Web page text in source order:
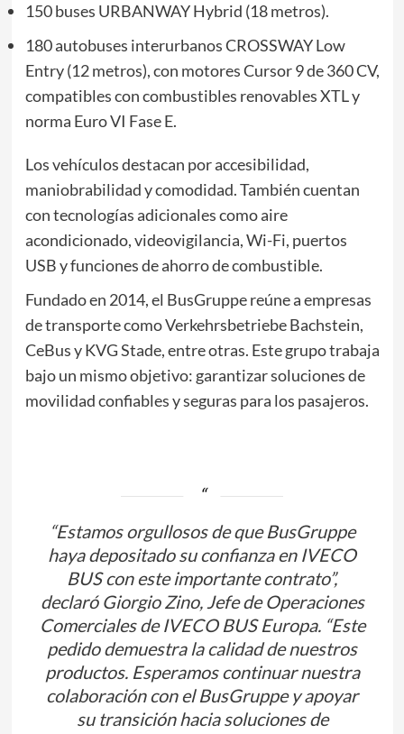
150 buses URBANWAY Hybrid (18 metros).
180 autobuses interurbanos CROSSWAY Low
Entry (12 metros), con motores Cursor 9 de 360 CV,
compatibles con combustibles renovables XTL y
norma Euro VI Fase E.
Los vehículos destacan por accesibilidad,
maniobrabilidad y comodidad. También cuentan
con tecnologías adicionales como aire
acondicionado, videovigilancia, Wi-Fi, puertos
USB y funciones de ahorro de combustible.
Fundado en 2014, el BusGruppe reúne a empresas
de transporte como Verkehrsbetriebe Bachstein,
CeBus y KVG Stade, entre otras. Este grupo trabaja
bajo un mismo objetivo: garantizar soluciones de
movilidad confiables y seguras para los pasajeros.
“Estamos orgullosos de que BusGruppe
haya depositado su confianza en IVECO
BUS con este importante contrato”,
declaró Giorgio Zino, Jefe de Operaciones
Comerciales de IVECO BUS Europa. “Este
pedido demuestra la calidad de nuestros
productos. Esperamos continuar nuestra
colaboración con el BusGruppe y apoyar
su transición hacia soluciones de